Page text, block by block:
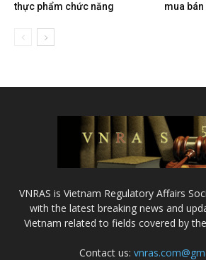
thực phẩm chức năng
mua
VNRAS is Vietnam Regulatory Affairs
with the latest breaking news and
Vietnam related to fields covered by
Contact us: